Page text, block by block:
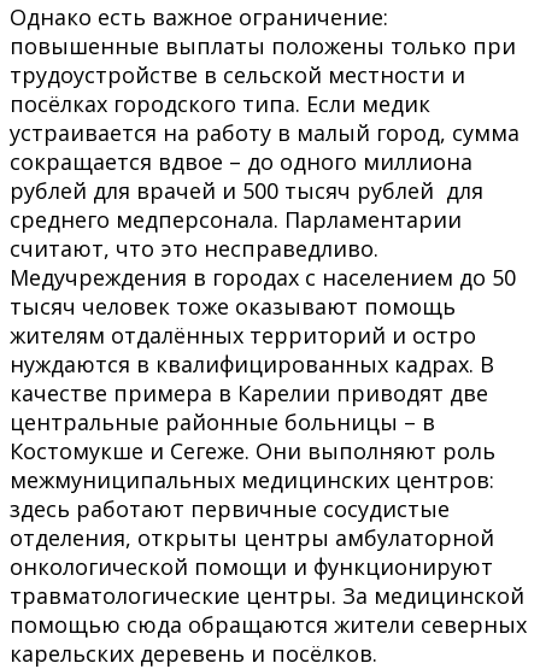
Однако есть важное ограничение:
повышенные выплаты положены только при
трудоустройстве в сельской местности и
посёлках городского типа. Если медик
устраивается на работу в малый город, сумма
сокращается вдвое – до одного миллиона
рублей для врачей и 500 тысяч рублей для
среднего медперсонала. Парламентарии
считают, что это несправедливо.
Медучреждения в городах с населением до 50
тысяч человек тоже оказывают помощь
жителям отдалённых территорий и остро
нуждаются в квалифицированных кадрах. В
качестве примера в Карелии приводят две
центральные районные больницы – в
Костомукше и Сегеже. Они выполняют роль
межмуниципальных медицинских центров:
здесь работают первичные сосудистые
отделения, открыты центры амбулаторной
онкологической помощи и функционируют
травматологические центры. За медицинской
помощью сюда обращаются жители северных
карельских деревень и посёлков.